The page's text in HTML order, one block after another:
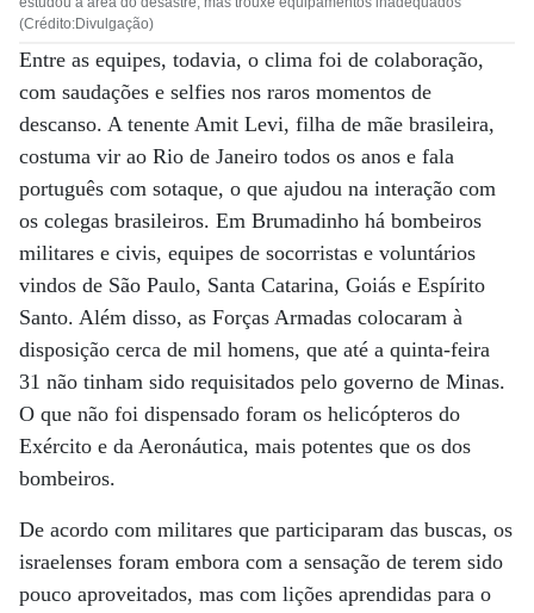
(Crédito:Divulgação)
Entre as equipes, todavia, o clima foi de colaboração,
com saudações e selfies nos raros momentos de
descanso. A tenente Amit Levi, filha de mãe brasileira,
costuma vir ao Rio de Janeiro todos os anos e fala
português com sotaque, o que ajudou na interação com
os colegas brasileiros. Em Brumadinho há bombeiros
militares e civis, equipes de socorristas e voluntários
vindos de São Paulo, Santa Catarina, Goiás e Espírito
Santo. Além disso, as Forças Armadas colocaram à
disposição cerca de mil homens, que até a quinta-feira
31 não tinham sido requisitados pelo governo de Minas.
O que não foi dispensado foram os helicópteros do
Exército e da Aeronáutica, mais potentes que os dos
bombeiros.
De acordo com militares que participaram das buscas, os
israelenses foram embora com a sensação de terem sido
pouco aproveitados, mas com lições aprendidas para o